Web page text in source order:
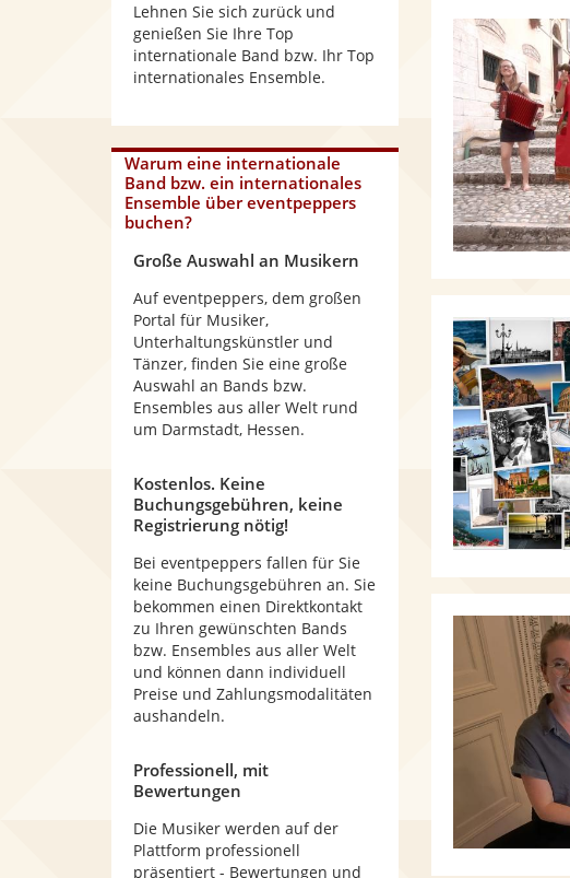
Lehnen Sie sich zurück und
genießen Sie Ihre Top
internationale Band bzw. Ihr Top
internationales Ensemble.
Warum eine internationale
Band bzw. ein internationales
Ensemble über eventpeppers
buchen?
Große Auswahl an Musikern
Auf eventpeppers, dem großen
Portal für Musiker,
Unterhaltungskünstler und
Tänzer, finden Sie eine große
Auswahl an Bands bzw.
Ensembles aus aller Welt rund
um Darmstadt, Hessen.
Kostenlos. Keine
Buchungsgebühren, keine
Registrierung nötig!
Bei eventpeppers fallen für Sie
keine Buchungsgebühren an. Sie
bekommen einen Direktkontakt
zu Ihren gewünschten Bands
bzw. Ensembles aus aller Welt
und können dann individuell
Preise und Zahlungsmodalitäten
aushandeln.
Professionell, mit
Bewertungen
Die Musiker werden auf der
Plattform professionell
präsentiert - Bewertungen und